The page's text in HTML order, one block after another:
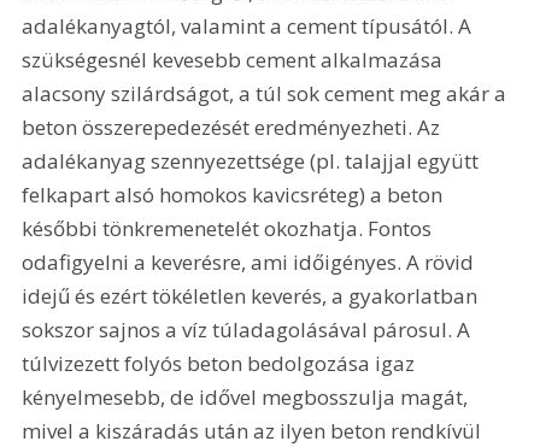
adalékanyagtól, valamint a cement típusától. A
szükségesnél kevesebb cement alkalmazása
alacsony szilárdságot, a túl sok cement meg akár a
beton összerepedezését eredményezheti. Az
adalékanyag szennyezettsége (pl. talajjal együtt
felkapart alsó homokos kavicsréteg) a beton
későbbi tönkremenetelét okozhatja. Fontos
odafigyelni a keverésre, ami időigényes. A rövid
idejű és ezért tökéletlen keverés, a gyakorlatban
sokszor sajnos a víz túladagolásával párosul. A
túlvizezett folyós beton bedolgozása igaz
kényelmesebb, de idővel megbosszulja magát,
mivel a kiszáradás után az ilyen beton rendkívül